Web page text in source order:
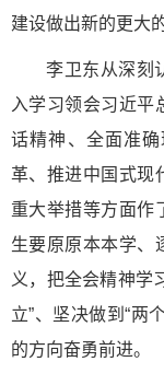
建设做出新的更大
李卫东从深刻
入学习领会习近平
话精神、全面准
革、推进中国式现
重大举措等方面作
生要原原本本学、
义，把全会精神学
立”、坚决做到“两
的方向奋勇前进。